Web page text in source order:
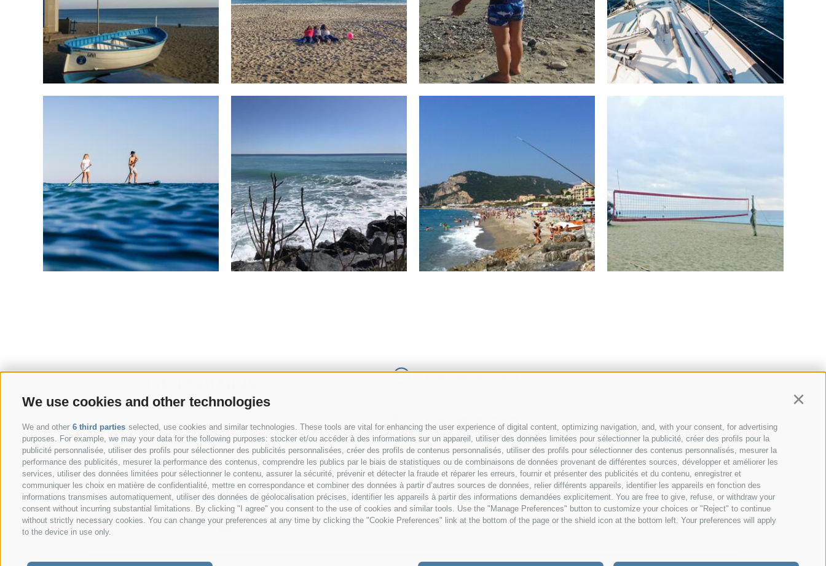
We use cookies and other technologies
We and other 6 third parties selected, use cookies and similar technologies. These tools are vital for enhancing the user experience of digital content, optimizing navigation, and, with your consent, for advertising
purposes. For example, we may your data for the following purposes: stocker et/ou accéder à des informations sur un appareil, utiliser des données limitées pour sélectionner la publicité, créer des profils pour la
publicité personnalisée, utiliser des profils pour sélectionner des publicités personnalisées, créer des profils de contenus personnalisés, utiliser des profils pour sélectionner des contenus personnalisés, mesurer la
performance des publicités, mesurer la performance des contenus, comprendre les publics par le biais de statistiques ou de combinaisons de données provenant de différentes sources, développer et améliorer les
services, utiliser des données limitées pour sélectionner le contenu, assurer la sécurité, prévenir et détecter la fraude et réparer les erreurs, fournir et présenter des publicités et du contenu, enregistrer et
communiquer les choix en matière de confidentialité, mettre en correspondance et combiner des données à partir d’autres sources de données, relier différents appareils, identifier les appareils en fonction des
informations transmises automatiquement, utiliser des données de géolocalisation précises, identifier les appareils à partir des informations demandées explicitement. You are free to give, refuse, or withdraw your
consent without incurring substantial limitations. By clicking "I agree" you consent to the use of cookies and similar tools. Use the "Manage Preferences" button to customize your choices or "Reject" to continue
without strictly necessary cookies. You can change your preferences at any time by clicking the "Cookie Preferences" link at the bottom of the page or the shield icon at the bottom left. Your preferences will apply
to the device in use only.
Via G. A. Silla
17024 Finale Ligure
+39 349 1857050
+39 349 1857050
info@hotelsangiuseppe.com